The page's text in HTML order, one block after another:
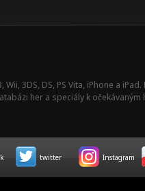
Wii, 3DS, DS, PS Vita, iPhone a
her a speciály k očekávaným
twitter Instagram